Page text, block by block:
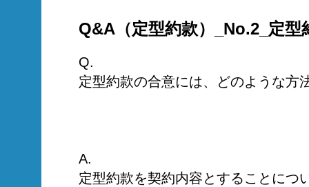
Q&A（定型約款）_No.2_定
Q.
定型約款の合意には、どのような方
A.
定型約款を契約内容とすることにつ